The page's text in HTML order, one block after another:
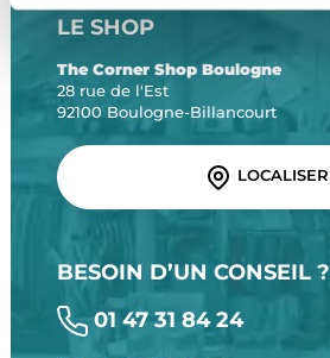
LE SHOP
The Corner Shop Boulogne
28 rue de l'Est
92100 Boulogne-Billancourt
LOCALISER
BESOIN D’UN CONSEIL ?
01 47 31 84 24